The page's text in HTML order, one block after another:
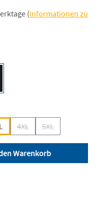
(Informationen zu
4XL
(Diese Option ist zurzeit
5XL
(Diese Option
Wert
Warenkorb